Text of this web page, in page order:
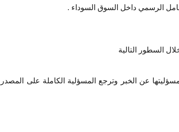
الرسمي داخل السوق السوداء .
السطور التالية
عن الخبر وترجع المسؤلية الكاملة على